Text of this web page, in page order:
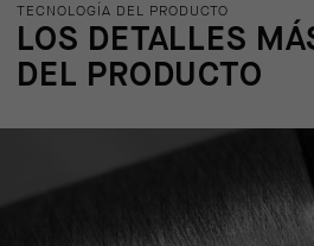
TECNOLOGÍA DEL PRODUCTO
LOS DETALLES
DEL PRODUCTO